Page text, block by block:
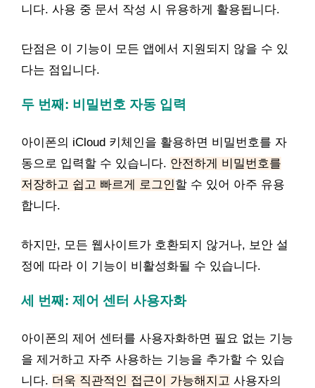
니다. 사용 중 문서 작성 시 유용하게 활용됩니다.
단점은 이 기능이 모든 앱에서 지원되지 않을 수 있
다는 점입니다.
두 번째: 비밀번호 자동 입력
아이폰의 iCloud 키체인을 활용하면 비밀번호를 자
동으로 입력할 수 있습니다. 안전하게 비밀번호를
저장하고 쉽고 빠르게 로그인할 수 있어 아주 유용
합니다.
하지만, 모든 웹사이트가 호환되지 않거나, 보안 설
정에 따라 이 기능이 비활성화될 수 있습니다.
세 번째: 제어 센터 사용자화
아이폰의 제어 센터를 사용자화하면 필요 없는 기능
을 제거하고 자주 사용하는 기능을 추가할 수 있습
니다. 더욱 직관적인 접근이 가능해지고 사용자의